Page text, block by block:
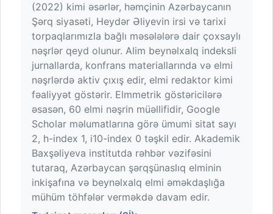
(2022) kimi əsərlər, həmçinin Azərbaycanın
Şərq siyasəti, Heydər Əliyevin irsi və tarixi
torpaqlarımızla bağlı məsələlərə dair çoxsaylı
nəşrlər qeyd olunur. Alim beynəlxalq indeksli
jurnallarda, konfrans materiallarında və elmi
nəşrlərdə aktiv çıxış edir, elmi redaktor kimi
fəaliyyət göstərir. Elmmetrik göstəricilərə
əsasən, 60 elmi nəşrin müəllifidir, Google
Scholar məlumatlarına görə ümumi sitat sayı
2, h-index 1, i10-index 0 təşkil edir. Akademik
Baxşəliyeva institutda rəhbər vəzifəsini
tutaraq, Azərbaycan şərqşünaslıq elminin
inkişafına və beynəlxalq elmi əməkdaşlığa
mühüm töhfələr verməkdə davam edir.